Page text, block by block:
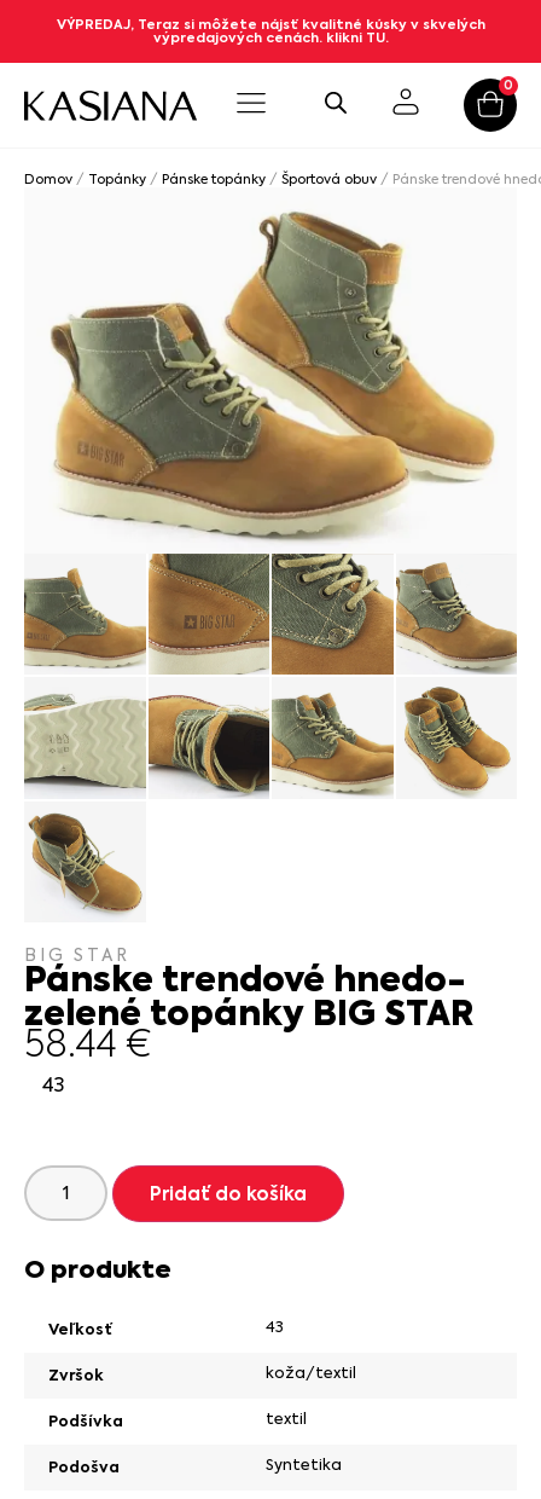
VÝPREDAJ, Teraz si môžete nájsť kvalitné kúsky v skvelých
výpredajových cenách. klikni TU.
0
Domov / Topánky / Pánske topánky / Športová obuv / Pánske trendové
BIG STAR
Pánske trendové hnedo-
zelené topánky BIG STAR
58.44 €
43
Pridať do košíka
O produkte
Veľkosť 43
Zvršok koža/textil
Podšívka textil
Podošva Syntetika